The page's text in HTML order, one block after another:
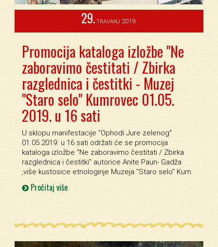
29. TRAVANJ 2019.
Promocija kataloga izložbe "Ne
zaboravimo čestitati / Zbirka
razglednica i čestitki - Muzej
"Staro selo" Kumrovec 01.05.
2019. u 16 sati
U sklopu manifestacije ''Ophodi Jure zelenog''
01.05.2019. u 16 sati održati će se promocija
kataloga izložbe ''Ne zaboravimo čestitati / Zbirka
razglednica i čestitki'' autorice Anite Paun- Gadža
,više kustosice etnologinje Muzeja ''Staro selo'' Kum
Pročitaj više